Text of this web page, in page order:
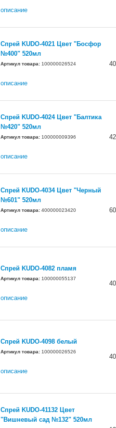
описание
Спрей KUDO-4021 Цвет "Босфор
№400" 520мл
Артикул товара: 100000026524
описание
Спрей KUDO-4024 Цвет "Балтика
№420" 520мл
Артикул товара: 100000009396
описание
Спрей KUDO-4034 Цвет "Черный
№601" 520мл
Артикул товара: 400000023420
описание
Спрей KUDO-4082 пламя
Артикул товара: 100000055137
описание
Спрей KUDO-4098 белый
Артикул товара: 100000026526
описание
Спрей KUDO-41132 Цвет
"Вишневый сад №132" 520мл